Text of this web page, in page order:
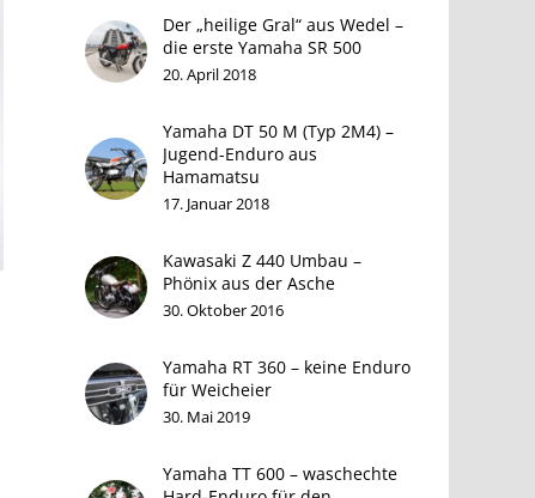
Der „heilige Gral“ aus Wedel –
die erste Yamaha SR 500
20. April 2018
Yamaha DT 50 M (Typ 2M4) –
Jugend-Enduro aus
Hamamatsu
17. Januar 2018
Kawasaki Z 440 Umbau –
Phönix aus der Asche
30. Oktober 2016
Yamaha RT 360 – keine Enduro
für Weicheier
30. Mai 2019
Yamaha TT 600 – waschechte